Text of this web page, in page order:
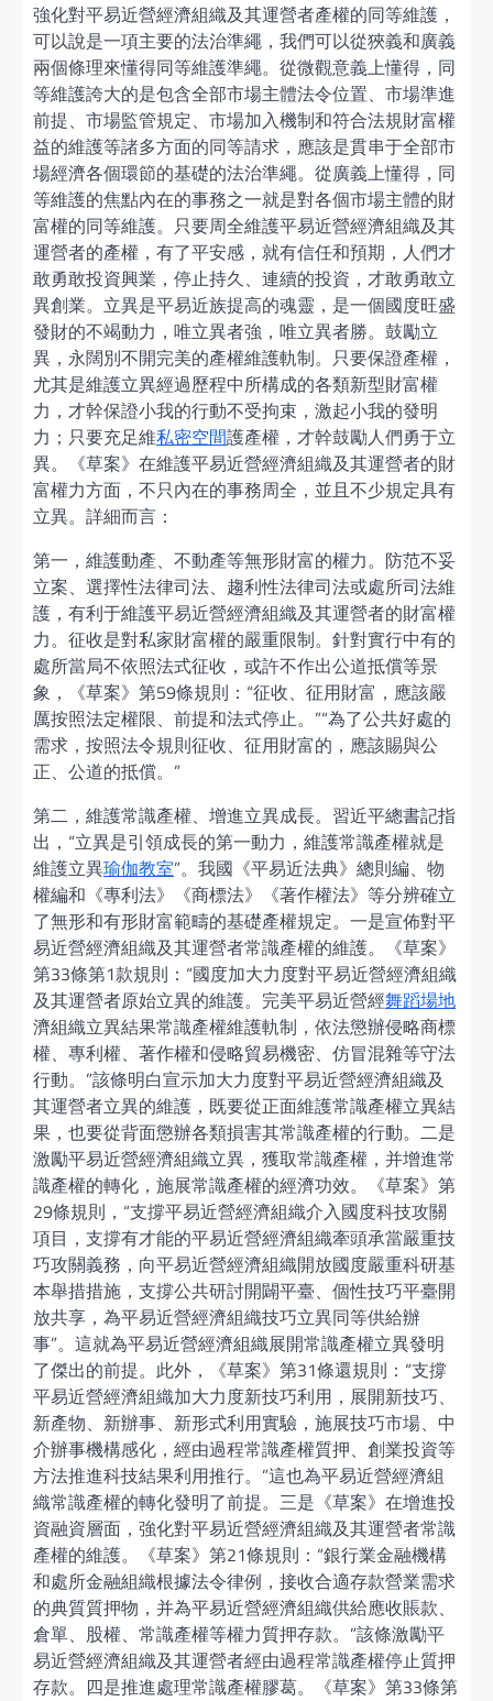
強化對平易近營經濟組織及其運營者產權的同等維護，
可以說是一項主要的法治準繩，我們可以從狹義和廣義
兩個條理來懂得同等維護準繩。從微觀意義上懂得，同
等維護誇大的是包含全部市場主體法令位置、市場準進
前提、市場監管規定、市場加入機制和符合法規財富權
益的維護等諸多方面的同等請求，應該是貫串于全部市
場經濟各個環節的基礎的法治準繩。從廣義上懂得，同
等維護的焦點內在的事務之一就是對各個市場主體的財
富權的同等維護。只要周全維護平易近營經濟組織及其
運營者的產權，有了平安感，就有信任和預期，人們才
敢勇敢投資興業，停止持久、連續的投資，才敢勇敢立
異創業。立異是平易近族提高的魂靈，是一個國度旺盛
發財的不竭動力，唯立異者強，唯立異者勝。鼓勵立
異，永闊別不開完美的產權維護軌制。只要保證產權，
尤其是維護立異經過歷程中所構成的各類新型財富權
力，才幹保證小我的行動不受拘束，激起小我的發明
力；只要充足維私密空間護產權，才幹鼓勵人們勇于立
異。《草案》在維護平易近營經濟組織及其運營者的財
富權力方面，不只內在的事務周全，並且不少規定具有
立異。詳細而言：
第一，維護動產、不動產等無形財富的權力。防范不妥
立案、選擇性法律司法、趨利性法律司法或處所司法維
護，有利于維護平易近營經濟組織及其運營者的財富權
力。征收是對私家財富權的嚴重限制。針對實行中有的
處所當局不依照法式征收，或許不作出公道抵償等景
象，《草案》第59條規則：“征收、征用財富，應該嚴
厲按照法定權限、前提和法式停止。”“為了公共好處的
需求，按照法令規則征收、征用財富的，應該賜與公
正、公道的抵償。”
第二，維護常識產權、增進立異成長。習近平總書記指
出，“立異是引領成長的第一動力，維護常識產權就是
維護立異瑜伽教室”。我國《平易近法典》總則編、物
權編和《專利法》《商標法》《著作權法》等分辨確立
了無形和有形財富範疇的基礎產權規定。一是宣佈對平
易近營經濟組織及其運營者常識產權的維護。《草案》
第33條第1款規則：“國度加大力度對平易近營經濟組織
及其運營者原始立異的維護。完美平易近營經舞蹈場地
濟組織立異結果常識產權維護軌制，依法懲辦侵略商標
權、專利權、著作權和侵略貿易機密、仿冒混雜等守法
行動。”該條明白宣示加大力度對平易近營經濟組織及
其運營者立異的維護，既要從正面維護常識產權立異結
果，也要從背面懲辦各類損害其常識產權的行動。二是
激勵平易近營經濟組織立異，獲取常識產權，并增進常
識產權的轉化，施展常識產權的經濟功效。《草案》第
29條規則，“支撐平易近營經濟組織介入國度科技攻關
項目，支撐有才能的平易近營經濟組織牽頭承當嚴重技
巧攻關義務，向平易近營經濟組織開放國度嚴重科研基
本舉措措施，支撐公共研討開闢平臺、個性技巧平臺開
放共享，為平易近營經濟組織技巧立異同等供給辦
事”。這就為平易近營經濟組織展開常識產權立異發明
了傑出的前提。此外，《草案》第31條還規則：“支撐
平易近營經濟組織加大力度新技巧利用，展開新技巧、
新產物、新辦事、新形式利用實驗，施展技巧市場、中
介辦事機構感化，經由過程常識產權質押、創業投資等
方法推進科技結果利用推行。”這也為平易近營經濟組
織常識產權的轉化發明了前提。三是《草案》在增進投
資融資層面，強化對平易近營經濟組織及其運營者常識
產權的維護。《草案》第21條規則：“銀行業金融機構
和處所金融組織根據法令律例，接收合適存款營業需求
的典質質押物，并為平易近營經濟組織供給應收賬款、
倉單、股權、常識產權等權力質押存款。”該條激勵平
易近營經濟組織及其運營者經由過程常識產權停止質押
存款。四是推進處理常識產權膠葛。《草案》第33條第